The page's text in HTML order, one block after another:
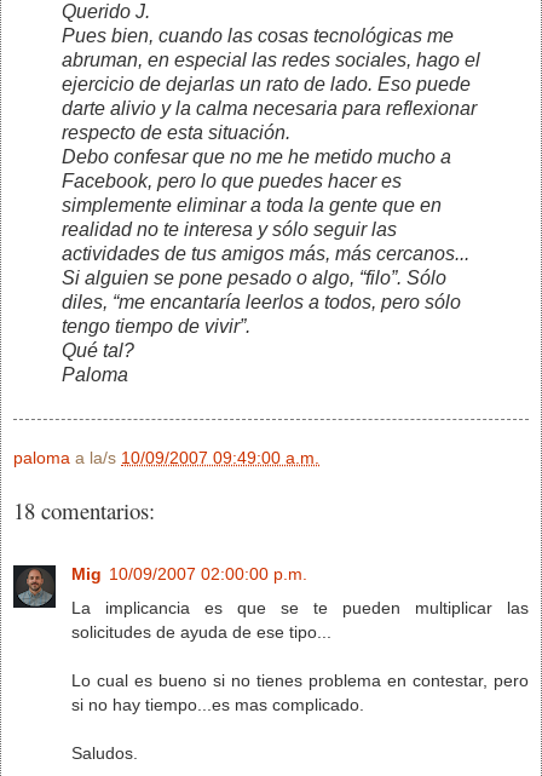
Querido J.
Pues bien, cuando las cosas tecnológicas me
abruman, en especial las redes sociales, hago el
ejercicio de dejarlas un rato de lado. Eso puede
darte alivio y la calma necesaria para reflexionar
respecto de esta situación.
Debo confesar que no me he metido mucho a
Facebook, pero lo que puedes hacer es
simplemente eliminar a toda la gente que en
realidad no te interesa y sólo seguir las
actividades de tus amigos más, más cercanos...
Si alguien se pone pesado o algo, “filo”. Sólo
diles, “me encantaría leerlos a todos, pero sólo
tengo tiempo de vivir”.
Qué tal?
Paloma
paloma a la/s 10/09/2007 09:49:00 a.m.
18 comentarios:
Mig 10/09/2007 02:00:00 p.m.
La implicancia es que se te pueden multiplicar las
solicitudes de ayuda de ese tipo...
Lo cual es bueno si no tienes problema en contestar, pero
si no hay tiempo...es mas complicado.
Saludos.